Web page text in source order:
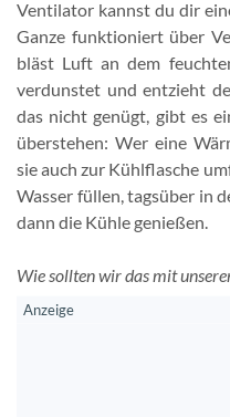
Ventilator kannst du dir
Ganze funktioniert über
bläst Luft an dem
verdunstet und entzieht
das nicht genügt, gibt es
überstehen: Wer eine
sie auch zur Kühlflasche
Wasser füllen, tagsüber in
dann die Kühle genießen.
Wie sollten wir das mit